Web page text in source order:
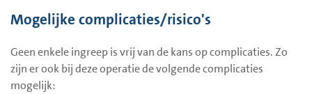
De wond wordt meestal onderhuids gesloten. Dit betekent
dat er geen hechtingen verwijderd hoeven worden. Als er
zogenaamde zwaluwstaartjes zijn geplakt, moeten deze
ongeveer zeven dagen blijven zitten.
Mogelijke complicaties/risico's
Geen enkele ingreep is vrij van de kans op complicaties. Zo
zijn er ook bij deze operatie de volgende complicaties
mogelijk: